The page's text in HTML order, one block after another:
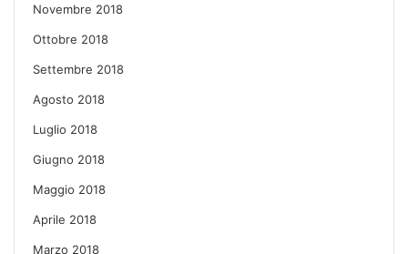
Novembre 2018
Ottobre 2018
Settembre 2018
Agosto 2018
Luglio 2018
Giugno 2018
Maggio 2018
Aprile 2018
Marzo 2018